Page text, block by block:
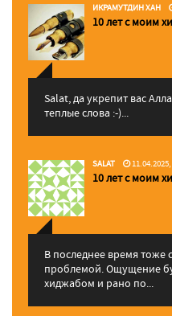
ИКРАМУТДИН ХАН
10 лет с моим
Salat, да укрепит вас
теплые слова :-)...
SALAT
10 лет с моим
В последнее время тоже
проблемой. Ощущение
хиджабом и рано по...